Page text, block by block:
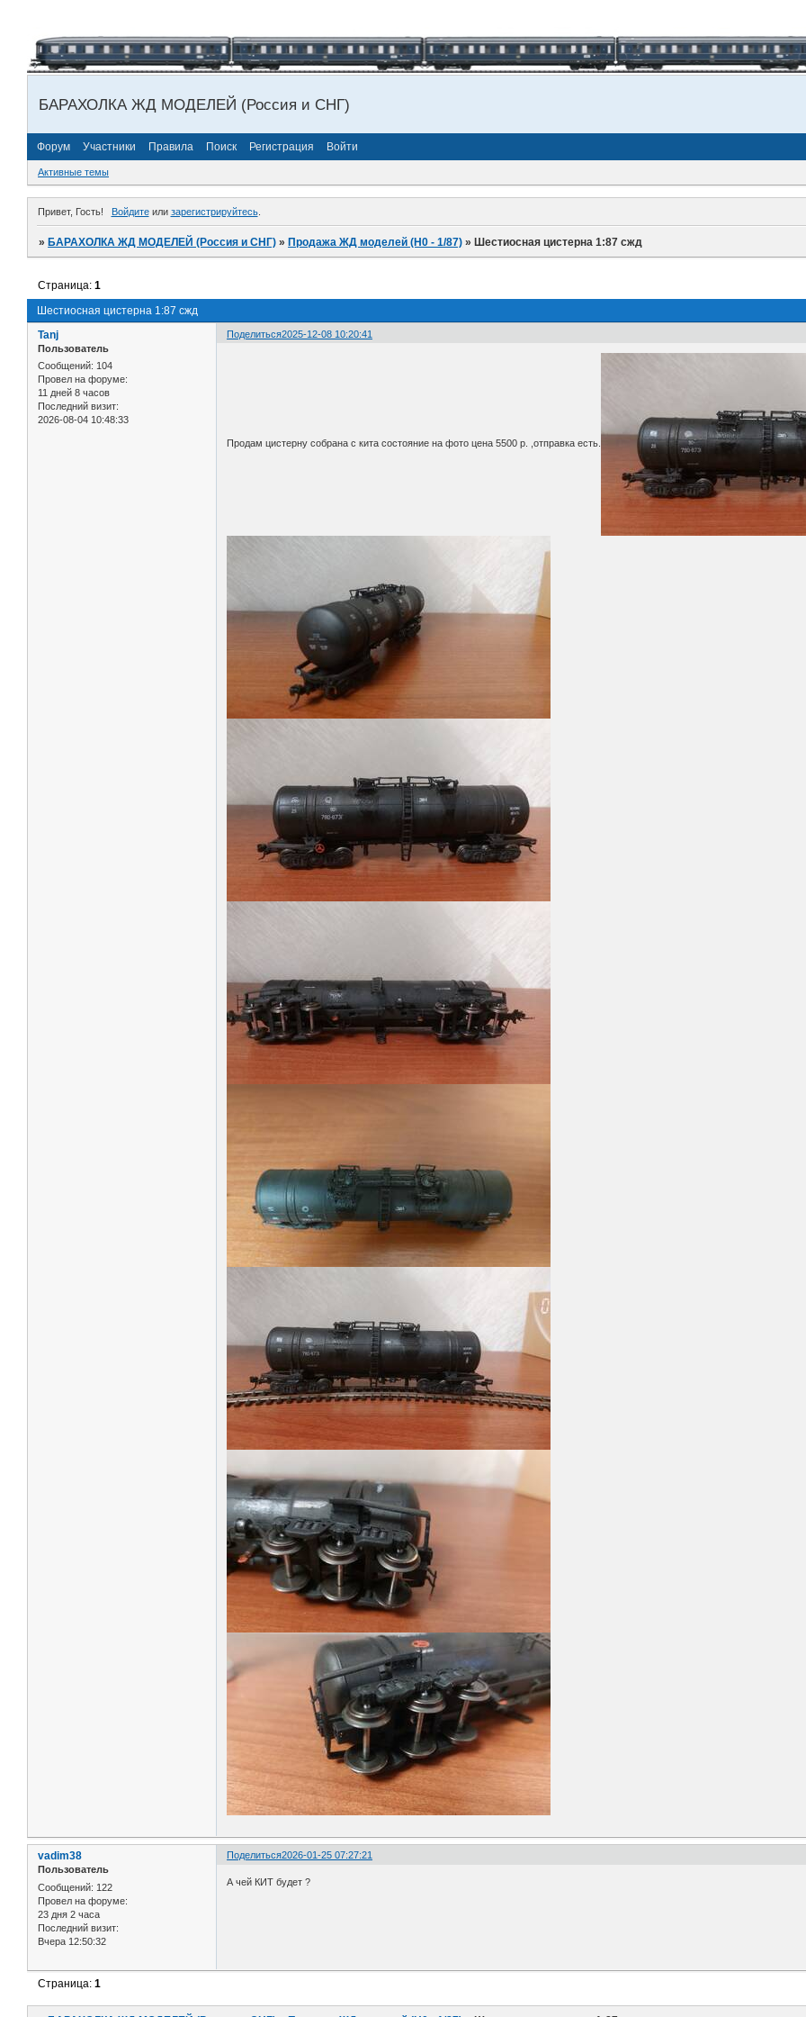
БАРАХОЛКА ЖД МОДЕЛЕЙ (Россия и СНГ)
Форум Участники Правила Поиск Регистрация Войти
Активные темы
Привет, Гость! Войдитеили зарегистрируйтесь.
»БАРАХОЛКА ЖД МОДЕЛЕЙ (Россия и СНГ) »Продажа ЖД моделей (H0 - 1/87) »Шестиосная цистерна 1:87 сжд
Шестиосная цистерна 1:87 сжд
Страница:1
Поделиться2025-12-08 10:20:41
Tanj
Пользователь
Сообщений: 104
Провел на форуме:
11 дней 8 часов
Последний визит:
2026-08-04 10:48:33
Продам цистерну собрана с кита состояние на фото цена 5500 р. ,отправка есть.
Поделиться2026-01-25 07:27:21
vadim38
Пользователь
Сообщений: 122
Провел на форуме:
23 дня 2 часа
Последний визит:
Вчера 12:50:32
А чей КИТ будет ?
Страница:1